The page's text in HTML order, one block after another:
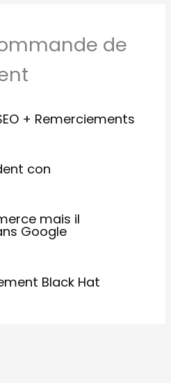
de
+ Remerciements
con
mais il
Google
Black Hat